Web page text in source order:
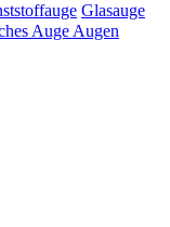
Glasauge
Auge Augen